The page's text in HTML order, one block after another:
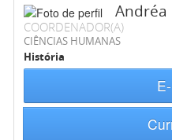
Andréa
COORDENADOR(A)
CIÊNCIAS HUMANAS
História